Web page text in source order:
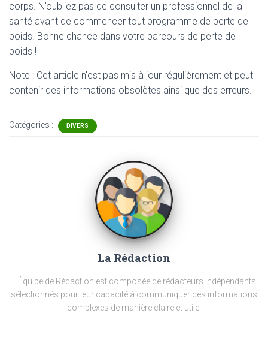
corps. N’oubliez pas de consulter un professionnel de la
santé avant de commencer tout programme de perte de
poids. Bonne chance dans votre parcours de perte de
poids !
Note : Cet article n'est pas mis à jour régulièrement et peut
contenir des informations obsolètes ainsi que des erreurs.
Catégories : DIVERS
La Rédaction
L'Équipe de Rédaction est composée de rédacteurs indépendants
sélectionnés pour leur capacité à communiquer des informations
complexes de manière claire et utile.